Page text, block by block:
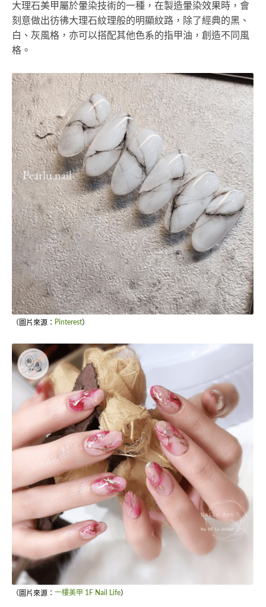
大理石美甲屬於暈染技術的一種，在製造暈染效果時，會
刻意做出彷彿大理石紋理般的明顯紋路，除了經典的黑、
白、灰風格，亦可以搭配其他色系的指甲油，創造不同風
格。
（圖片來源： Pinterest）
（圖片來源： 一樓美甲 1F Nail Life）